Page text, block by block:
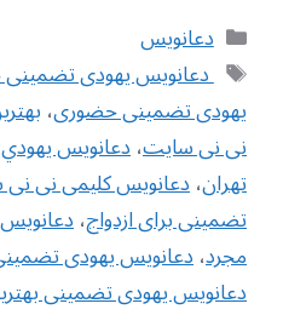
دسته‌ها
دعانویس
برچسب‌ها
دعانویس یهودی تضمینی
یهودی تضمینی حضوری،
نی نی سایت،دعانويس
تهران،دعانویس کلیمی نی
تضمینی برای ازدواج،
مجرد،دعانویس یهودی
دعانویس یهودی تضمینی